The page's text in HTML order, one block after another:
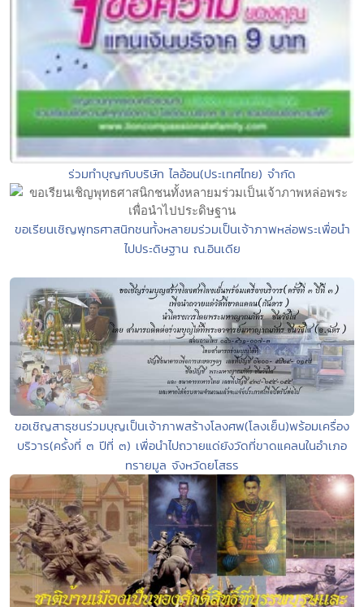
ร่วมทำบุญกับบริษัท ไลอ้อน(ประเทศไทย) จำกัด
ขอเรียนเชิญพุทธศาสนิกชนทั้งหลายมร่วมเป็นเจ้าภาพหล่อพระเพื่อนำ
ไปประดิษฐาน ณ.อินเดีย
ขอเชิญสาธุชนร่วมบุญเป็นเจ้าภาพสร้างโลงศพ(โลงเย็น)พร้อมเครื่อง
บริวาร(ครั้งที่ ๓ ปีที่ ๓) เพื่อนำไปถวายแด่ยังวัดที่ขาดแคลนในอำเภอ
ทรายมูล จังหวัดยโสธร